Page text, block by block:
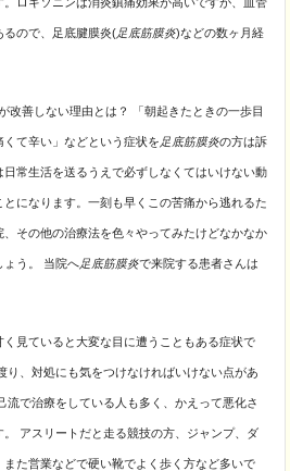
るので、足底腱膜炎(足底筋膜炎)などの数ヶ月経
改善しない理由とは？ 「朝起きたときの一歩目
て辛い」などという症状を 足底筋膜炎の方は訴
日常生活を送るうえで必ずしなくてはいけない動
になります。一刻も早くこの苦痛から逃れるた
その他の治療法を色々やってみたけどなかなか
ょう。 当院へ足底筋膜炎で来院する患者さんは
く見ていると大変な目に遭うこともある症状で
り、対処にも気をつけなければいけない点があ
流で治療をしている人も多く、かえって悪化さ
アスリートだと走る競技の方、ジャンプ、ダ
た営業などで硬い靴でよく歩く方など多いで